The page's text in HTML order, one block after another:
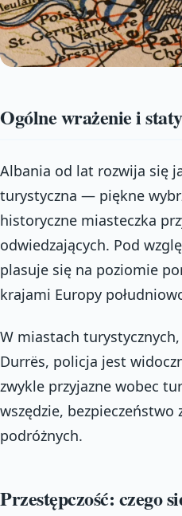
Ogólne wrażenie i
Albania od lat rozwija się
turystyczna — piękne
historyczne miasteczka
odwiedzających. Pod
plasuje się na poziomie
krajami Europy
W miastach
Durrës, policja jest
zwykle przyjazne wobec
wszędzie, bezpieczeństwo
podróżnych.
Przestępczość: czego